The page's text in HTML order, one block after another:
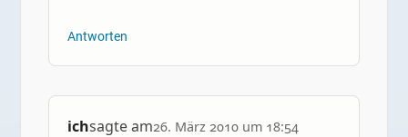
Antworten
ichsagte am26. März 2010 um 18:54